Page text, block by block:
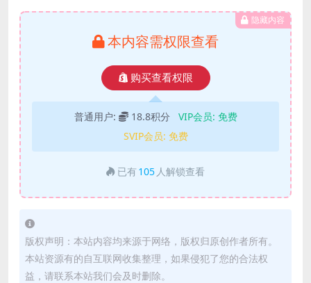
隐藏内容
本内容需权限查看
购买查看权限
普通用户: 18.8积分 VIP会员: 免费
SVIP会员: 免费
已有 105 人解锁查看
版权声明：本站内容均来源于网络，版权归原创作者所有。
本站资源有的自互联网收集整理，如果侵犯了您的合法权
益，请联系本站我们会及时删除。